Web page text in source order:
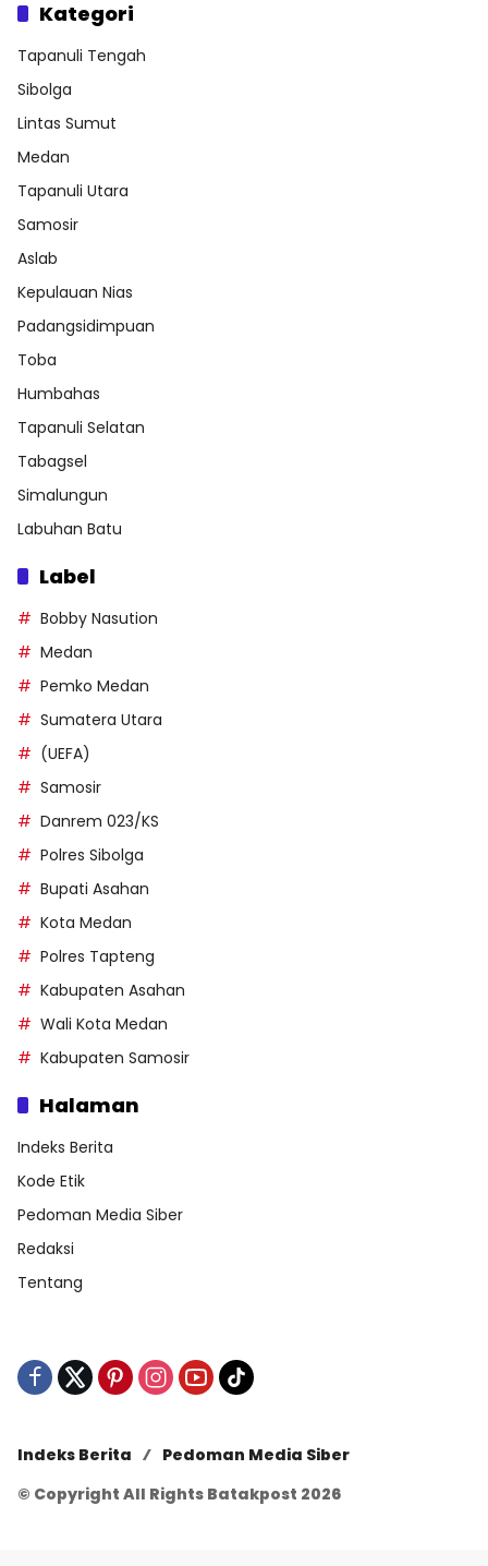
Kategori
Tapanuli Tengah
Sibolga
Lintas Sumut
Medan
Tapanuli Utara
Samosir
Aslab
Kepulauan Nias
Padangsidimpuan
Toba
Humbahas
Tapanuli Selatan
Tabagsel
Simalungun
Labuhan Batu
Label
Bobby Nasution
Medan
Pemko Medan
Sumatera Utara
(UEFA)
Samosir
Danrem 023/KS
Polres Sibolga
Bupati Asahan
Kota Medan
Polres Tapteng
Kabupaten Asahan
Wali Kota Medan
Kabupaten Samosir
Halaman
Indeks Berita
Kode Etik
Pedoman Media Siber
Redaksi
Tentang
Indeks Berita
Pedoman Media Siber
© Copyright All Rights Batakpost 2026